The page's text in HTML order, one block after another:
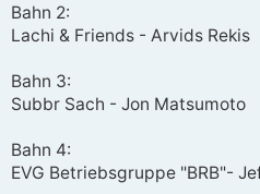
Bahn 2:
Lachi & Friends - Arvids Rekis
Bahn 3:
Subbr Sach - Jon Matsumoto
Bahn 4:
EVG Betriebsgruppe "BRB"-